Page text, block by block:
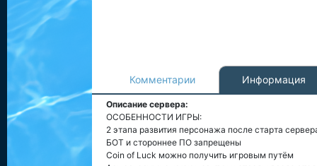
Комментарии Информация
Описание сервера:
ОСОБЕННОСТИ ИГРЫ:
2 этапа развития персонажа после старта
БОТ и стороннее ПО запрещены
Coin of Luck можно получить игровым путём